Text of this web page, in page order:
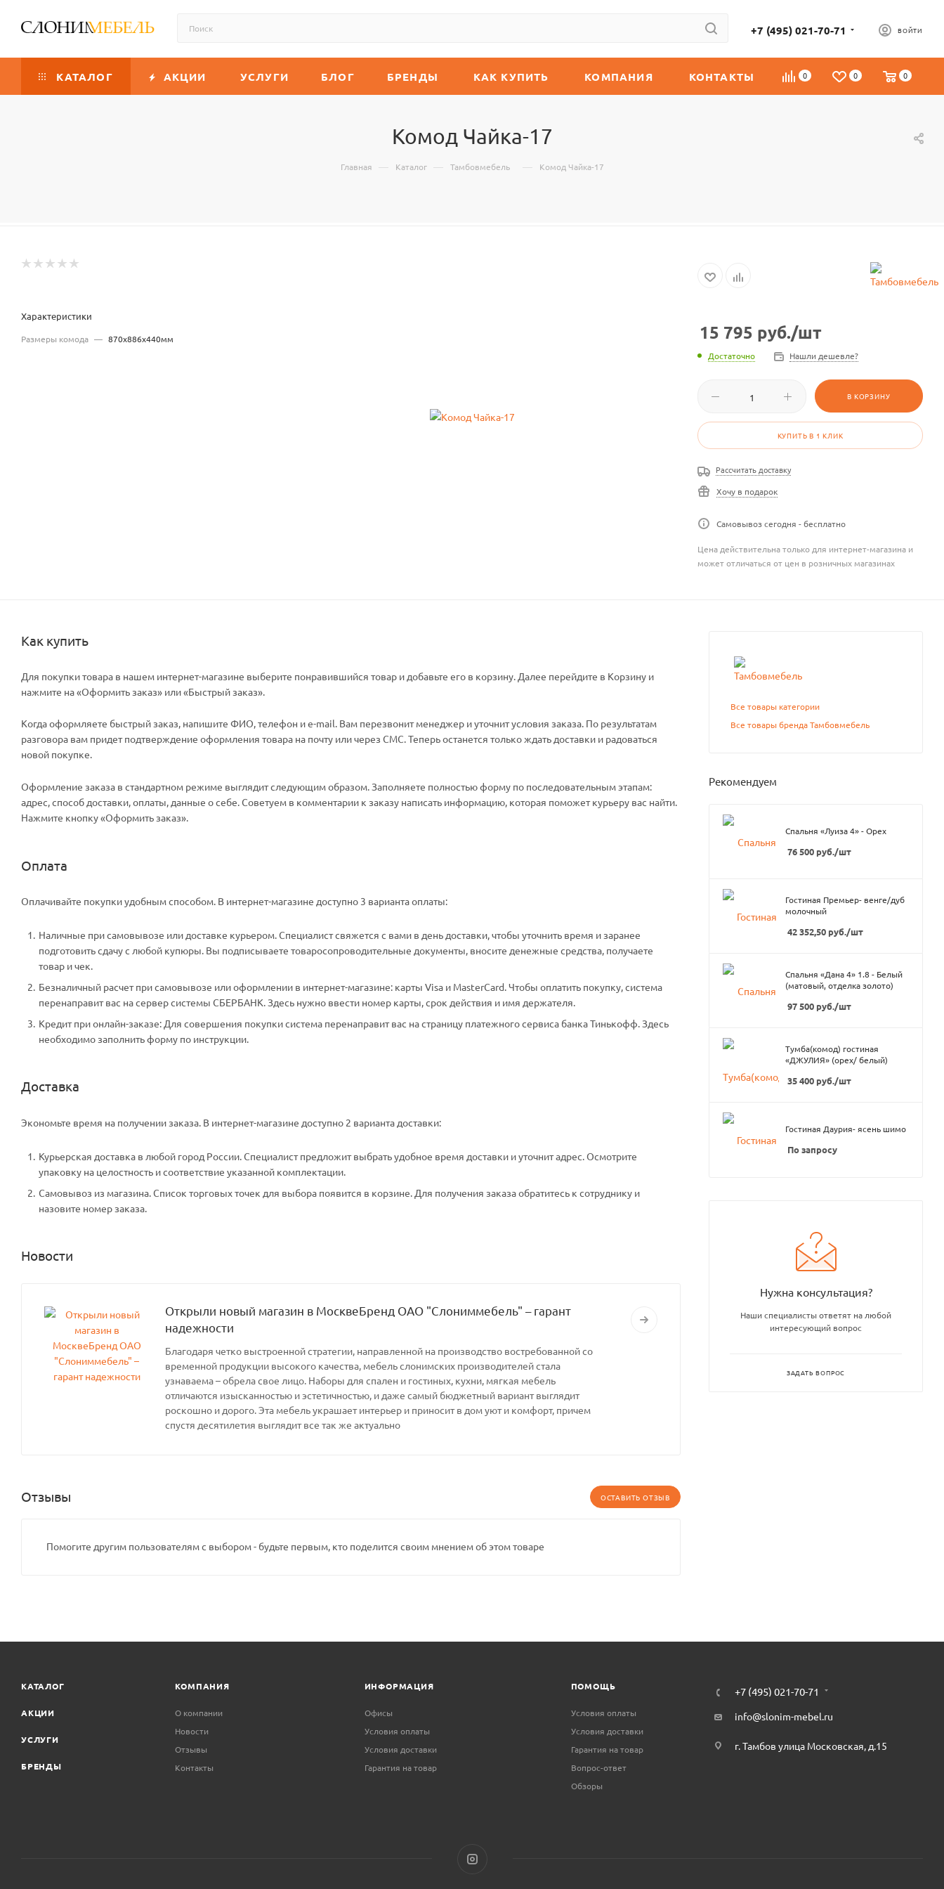
+7 (495) 021-70-71 ВОЙТИ
0 0 0
КАТАЛОГ АКЦИИ УСЛУГИ БЛОГ БРЕНДЫ КАК КУПИТЬ КОМПАНИЯ КОНТАКТЫ
Комод Чайка-17
Главная — Каталог — Тамбовмебель — Комод Чайка-17
Характеристики
Размеры комода — 870x886x440мм 15 795 руб./шт
Достаточно Нашли дешевле?
В КОРЗИНУ
КУПИТЬ В 1 КЛИК
Рассчитать доставку
Хочу в подарок
Самовывоз сегодня - бесплатно
Цена действительна только для интернет-магазина и
может отличаться от цен в розничных магазинах
Как купить
Для покупки товара в нашем интернет-магазине выберите понравившийся товар и добавьте его в корзину. Далее перейдите в Корзину и
нажмите на «Оформить заказ» или «Быстрый заказ».
Когда оформляете быстрый заказ, напишите ФИО, телефон и e-mail. Вам перезвонит менеджер и уточнит условия заказа. По результатам
разговора вам придет подтверждение оформления товара на почту или через СМС. Теперь останется только ждать доставки и радоваться
новой покупке.
Оформление заказа в стандартном режиме выглядит следующим образом. Заполняете полностью форму по последовательным этапам:
адрес, способ доставки, оплаты, данные о себе. Советуем в комментарии к заказу написать информацию, которая поможет курьеру вас найти.
Нажмите кнопку «Оформить заказ».
Оплата
Оплачивайте покупки удобным способом. В интернет-магазине доступно 3 варианта оплаты:
Наличные при самовывозе или доставке курьером. Специалист свяжется с вами в день доставки, чтобы уточнить время и заранее
подготовить сдачу с любой купюры. Вы подписываете товаросопроводительные документы, вносите денежные средства, получаете
товар и чек.
Безналичный расчет при самовывозе или оформлении в интернет-магазине: карты Visa и MasterCard. Чтобы оплатить покупку, система
перенаправит вас на сервер системы СБЕРБАНК. Здесь нужно ввести номер карты, срок действия и имя держателя.
Кредит при онлайн-заказе: Для совершения покупки система перенаправит вас на страницу платежного сервиса банка Тинькофф. Здесь
необходимо заполнить форму по инструкции.
Доставка
Экономьте время на получении заказа. В интернет-магазине доступно 2 варианта доставки:
Курьерская доставка в любой город России. Специалист предложит выбрать удобное время доставки и уточнит адрес. Осмотрите
упаковку на целостность и соответствие указанной комплектации.
Самовывоз из магазина. Список торговых точек для выбора появится в корзине. Для получения заказа обратитесь к сотруднику и
назовите номер заказа.
Новости
Открыли новый магазин в МосквеБренд ОАО "Слониммебель" – гарант
надежности
Благодаря четко выстроенной стратегии, направленной на производство востребованной со
временной продукции высокого качества, мебель слонимских производителей стала
узнаваема – обрела свое лицо. Наборы для спален и гостиных, кухни, мягкая мебель
отличаются изысканностью и эстетичностью, и даже самый бюджетный вариант выглядит
роскошно и дорого. Эта мебель украшает интерьер и приносит в дом уют и комфорт, причем
спустя десятилетия выглядит все так же актуально
Отзывы ОСТАВИТЬ ОТЗЫВ
Помогите другим пользователям с выбором - будьте первым, кто поделится своим мнением об этом товаре
Все товары категории
Все товары бренда Тамбовмебель
Рекомендуем
Спальня «Луиза 4» - Орех
76 500 руб./шт
Гостиная Премьер- венге/дуб
молочный
42 352,50 руб./шт
Спальня «Дана 4» 1.8 - Белый
(матовый, отделка золото)
97 500 руб./шт
Тумба(комод) гостиная
«ДЖУЛИЯ» (орех/ белый)
35 400 руб./шт
Гостиная Даурия- ясень шимо
По запросу
Нужна консультация?
Наши специалисты ответят на любой
интересующий вопрос
ЗАДАТЬ ВОПРОС
КАТАЛОГ
АКЦИИ
УСЛУГИ
БРЕНДЫ
КОМПАНИЯ
О компании
Новости
Отзывы
Контакты
ИНФОРМАЦИЯ
Офисы
Условия оплаты
Условия доставки
Гарантия на товар
ПОМОЩЬ
Условия оплаты
Условия доставки
Гарантия на товар
Вопрос-ответ
Обзоры
+7 (495) 021-70-71
info@slonim-mebel.ru
г. Тамбов улица Московская, д.15